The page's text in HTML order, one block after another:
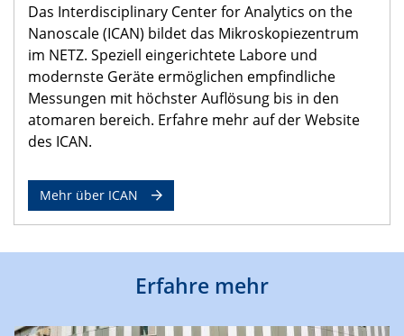
Das Interdisciplinary Center for Analytics on the
Nanoscale (ICAN) bildet das Mikroskopiezentrum
im NETZ. Speziell eingerichtete Labore und
modernste Geräte ermöglichen empfindliche
Messungen mit höchster Auflösung bis in den
atomaren bereich. Erfahre mehr auf der Website
des ICAN.
Mehr über ICAN
Erfahre mehr